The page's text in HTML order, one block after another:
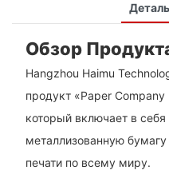
Обзор
Hangzhou Haimu
продукт «Paper
который включает в себя
металлизованную
печати по всему миру.